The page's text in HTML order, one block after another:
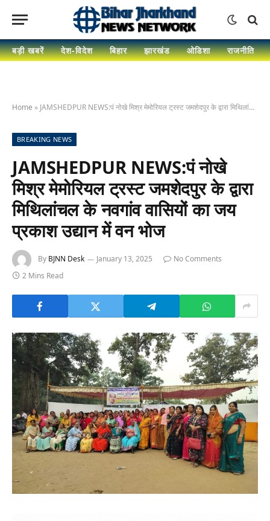
बड़ी खबरें देश-विदेश बिहार झारखंड ओडिशा राजनीति
Home » JAMSHEDPUR NEWS:पं नोखे मिश्र मेमोरियल ट्रस्ट जमशेदपुर के द्वारा मिथिलांचल के नवगांव वासियों का जय प्रकाश उद्यान में वन भोज
BREAKING NEWS
JAMSHEDPUR NEWS:पं नोखे
मिश्र मेमोरियल ट्रस्ट जमशेदपुर के द्वारा
मिथिलांचल के नवगांव वासियों का जय
प्रकाश उद्यान में वन भोज
By BJNN Desk January 13, 2025
No Comments
2 Mins Read